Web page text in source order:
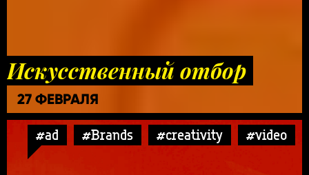
Искусственный отбор
27 ФЕВРАЛЯ
#ad #Brands #creativity #video